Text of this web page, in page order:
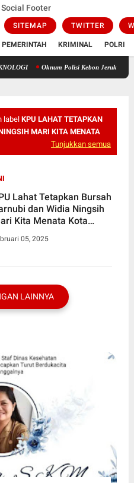
Social Footer
SITEMAP TWITTER
PEMERINTAH KRIMINAL POLRI
Oknum Polisi Kebon Jeruk Jadi Backing
label KPU LAHAT TETAPKAN
MARI KITA MENATA
Tunjukkan semua
Lahat Tetapkan Bursah
dan Widia Ningsih
Kita Menata Kota
05, 2025
LAINNYA